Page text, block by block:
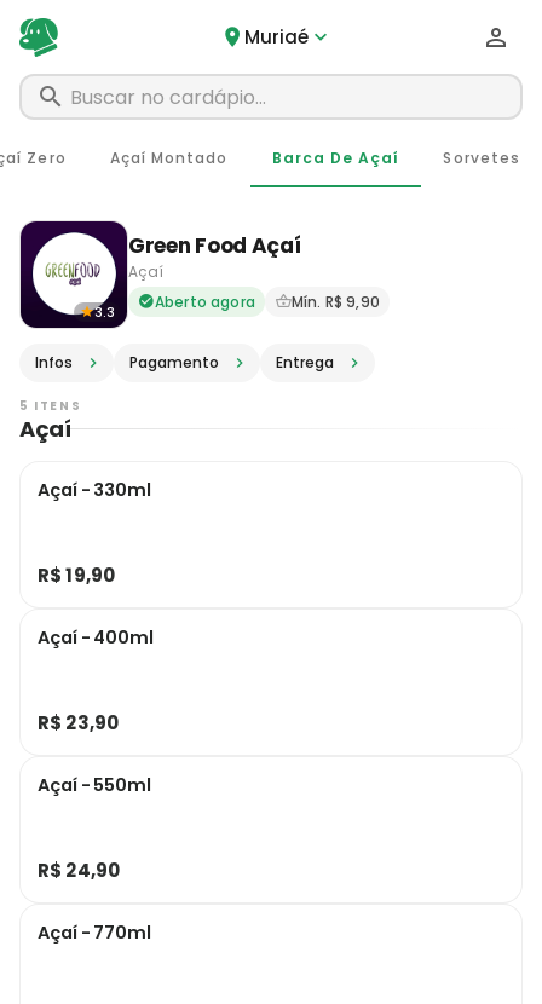
Muriaé
3.3
Green Food Açaí
Açaí
Delivery em Muriaé - MG ·
Aberto agora Mín. R$ 9,90
Infos Pagamento Entrega
Zero Açaí Montado Barca De Açaí Sorvetes
5 ITENS
Açaí
Açaí - 330ml
R$ 19,90
Açaí - 400ml
R$ 23,90
Açaí - 550ml
R$ 24,90
Açaí - 770ml